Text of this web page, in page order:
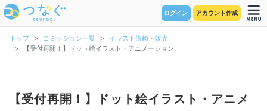
ログイン アカウント作成
トップ コミッション一覧
イラスト依頼・販売
【受付再開！】ドット絵イラスト・アニメーション
【受付再開！】ドット絵イラスト・アニメ